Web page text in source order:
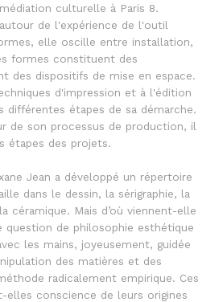
culturelle à Paris 8.
de l'expérience de l'outil
elle oscille entre installation,
formes constituent des
des dispositifs de mise en espace.
d'impression et à l'édition
différentes étapes de sa démarche.
de son processus de production, il
étapes des projets.
Jean a développé un répertoire
dans le dessin, la sérigraphie, la
céramique. Mais d’où viennent-elle
question de philosophie esthétique
les mains, joyeusement, guidée
des matières et des
radicalement empirique. Ces
conscience de leurs origines